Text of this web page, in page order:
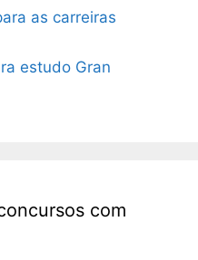
as carreiras
estudo Gran
com